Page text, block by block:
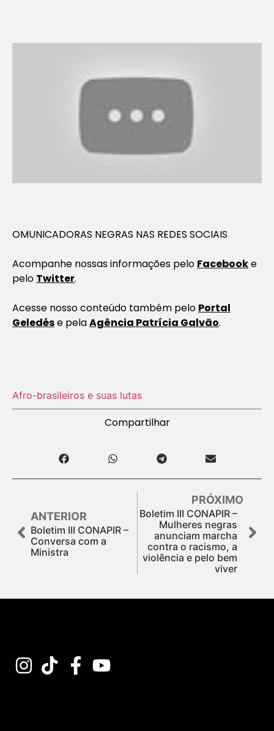
OMUNICADORAS NEGRAS NAS REDES SOCIAIS
Acompanhe nossas informações pelo Facebooke
pelo Twitter.
Acesse nosso conteúdo também pelo Portal
Geledése pelaAgência Patrícia Galvão.
Afro-brasileiros e suas lutas
Compartilhar
ANTERIOR
Boletim III CONAPIR –
Conversa com a
Ministra
PRÓXIMO
Boletim III CONAPIR –
Mulheres negras
anunciam marcha
contra o racismo, a
violência e pelo bem
viver